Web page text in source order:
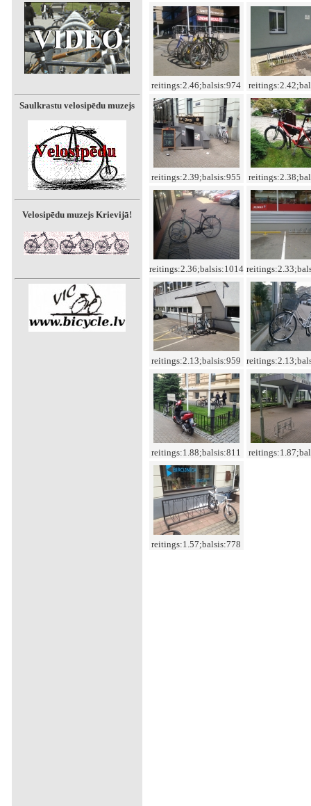
Saulkrastu velosipēdu muzejs
Velosipēdu muzejs Krievijā!
reitings:2.46;balsis:974
reitings:2.39;balsis:955
reitings:2.36;balsis:1014
reitings:2.13;balsis:959
reitings:1.88;balsis:811
reitings:1.57;balsis:778